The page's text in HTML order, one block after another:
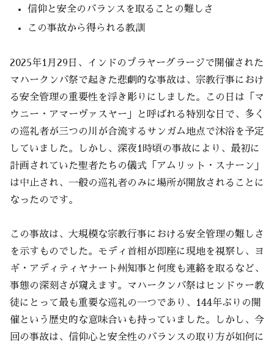
信仰と安全のバランスを取ることの難しさ
この事故から得られる教訓
2025年1月29日、インドのプラヤーグラージで開催された
マハークンバ祭で起きた悲劇的な事故は、宗教行事におけ
る安全管理の重要性を浮き彫りにしました。この日は「マ
ウニー・アマーヴァスヤー」と呼ばれる特別な日で、多く
の巡礼者が三つの川が合流するサンガム地点で沐浴を予定
していました。しかし、深夜1時頃の事故により、最初に
計画されていた聖者たちの儀式「アムリット・スナーン」
は中止され、一般の巡礼者のみに場所が開放されることに
なったのです。
この事故は、大規模な宗教行事における安全管理の難しさ
を示すものでした。モディ首相が即座に現地を視察し、ヨ
ギ・アディティヤナート州知事と何度も連絡を取るなど、
事態の深刻さが窺えます。マハークンバ祭はヒンドゥー教
徒にとって最も重要な巡礼の一つであり、144年ぶりの開
催という歴史的な意味合いも持っていました。しかし、今
回の事故は、信仰心と安全性のバランスの取り方が如何に